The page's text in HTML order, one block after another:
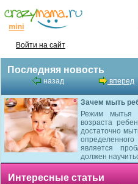
Войти на сайт
Последняя новость
назад вперед
Зачем мыть
Режим мытья
возраста
достаточно
является
должен
Интересные статьи